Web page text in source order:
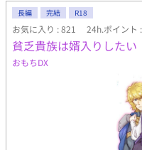
長編 完結 R18
お気に入り : 821 24h.ポイント
貧乏貴族は婿入りしたい
おもちDX